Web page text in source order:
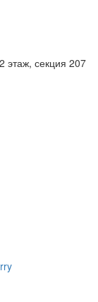
этаж, секция 207